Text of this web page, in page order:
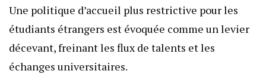
Une politique d’accueil plus restrictive pour les
étudiants étrangers est évoquée comme un levier
décevant, freinant les flux de talents et les
échanges universitaires.